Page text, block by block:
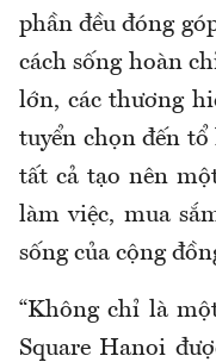
phần đều đóng
cách sống hoàn
lớn, các thương
tuyển chọn đến
tất cả tạo nên
làm việc, mua
sống của cộng
“Không chỉ là
Square Hanoi